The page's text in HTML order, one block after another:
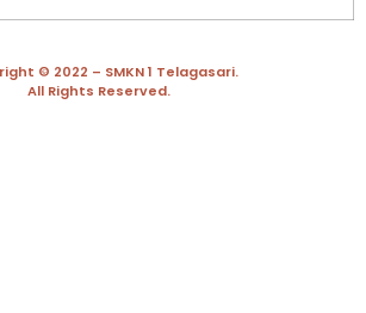
© 2022 – SMKN 1 Telagasari.
All Rights Reserved.